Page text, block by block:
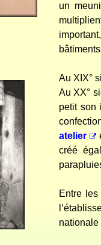
un
Au XIX°
Au XX°
petit son
atelier
créé
Entre les
nationale